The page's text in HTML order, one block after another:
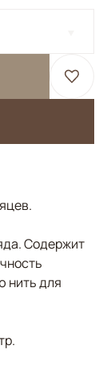
Содержит
нить для